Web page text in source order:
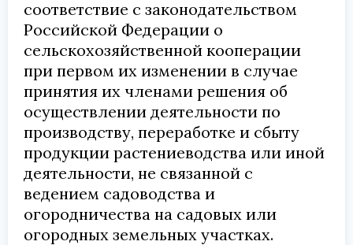
соответствие с законодательством
Российской Федерации о
сельскохозяйственной кооперации
при первом их изменении в случае
принятия их членами решения об
осуществлении деятельности по
производству, переработке и сбыту
продукции растениеводства или иной
деятельности, не связанной с
ведением садоводства и
огородничества на садовых или
огородных земельных участках.